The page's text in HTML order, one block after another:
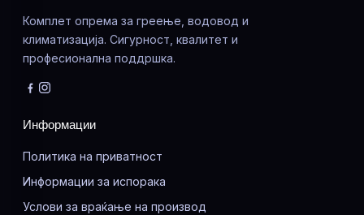
Комплет опрема за греење, водовод и
климатизација. Сигурност, квалитет и
професионална поддршка.
Информации
Политика на приватност
Информации за испорака
Услови за враќање на производ